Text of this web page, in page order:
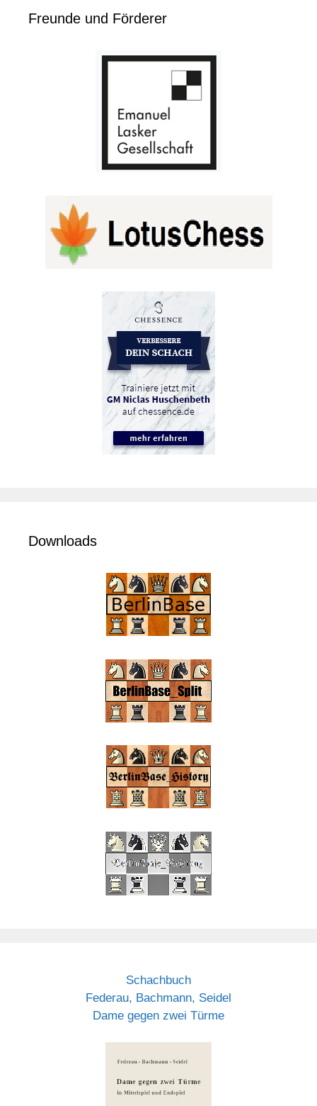
Freunde und Förderer
Downloads
Schachbuch
Federau, Bachmann, Seidel
Dame gegen zwei Türme